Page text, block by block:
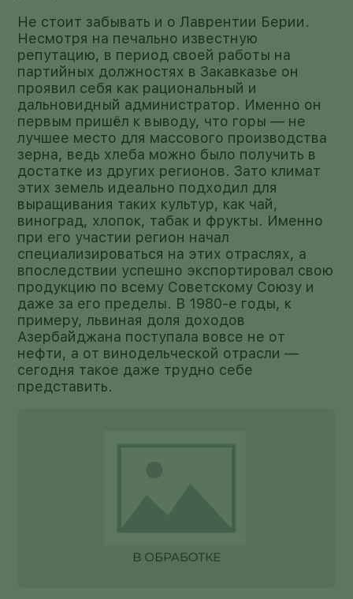
Не стоит забывать и о Лаврентии Берии.
Несмотря на печально известную
репутацию, в период своей работы на
партийных должностях в Закавказье он
проявил себя как рациональный и
дальновидный администратор. Именно он
первым пришёл к выводу, что горы — не
лучшее место для массового производства
зерна, ведь хлеба можно было получить в
достатке из других регионов. Зато климат
этих земель идеально подходил для
выращивания таких культур, как чай,
виноград, хлопок, табак и фрукты. Именно
при его участии регион начал
специализироваться на этих отраслях, а
впоследствии успешно экспортировал свою
продукцию по всему Советскому Союзу и
даже за его пределы. В 1980-е годы, к
примеру, львиная доля доходов
Азербайджана поступала вовсе не от
нефти, а от винодельческой отрасли —
сегодня такое даже трудно себе
представить.